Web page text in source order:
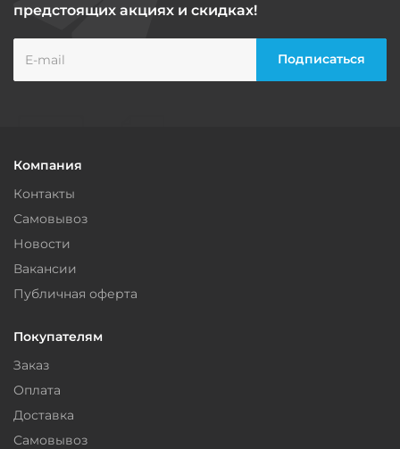
предстоящих акциях и скидках!
Компания
Контакты
Самовывоз
Новости
Вакансии
Публичная оферта
Покупателям
Заказ
Оплата
Доставка
Самовывоз